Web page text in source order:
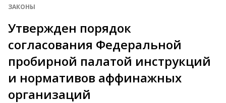
ЗАКОНЫ
Утвержден порядок
согласования Федеральной
пробирной палатой инструкций
и нормативов аффинажных
организаций